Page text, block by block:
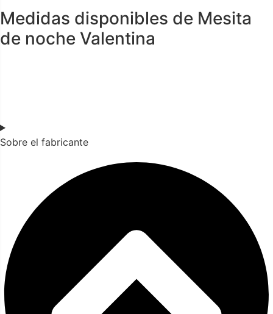
Medidas disponibles de Mesita
de noche Valentina
Sobre el fabricante